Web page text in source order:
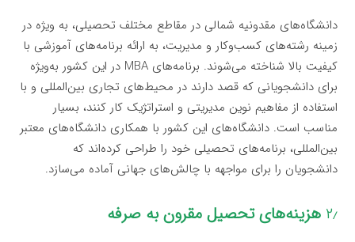
دانشگاه‌های مقدونیه شمالی در مقاطع مختلف تحصیلی، به ویژه در
زمینه رشته‌های کسب‌وکار و مدیریت، به ارائه برنامه‌های آموزشی با
کیفیت بالا شناخته می‌شوند. برنامه‌های MBA در این کشور به‌ویژه
برای دانشجویانی که قصد دارند در محیط‌های تجاری بین‌المللی و با
استفاده از مفاهیم نوین مدیریتی و استراتژیک کار کنند، بسیار
مناسب است. دانشگاه‌های این کشور با همکاری دانشگاه‌های معتبر
بین‌المللی، برنامه‌های تحصیلی خود را طراحی کرده‌اند که
دانشجویان را برای مواجهه با چالش‌های جهانی آماده می‌سازد.
۲٫ هزینه‌های تحصیل مقرون به صرفه